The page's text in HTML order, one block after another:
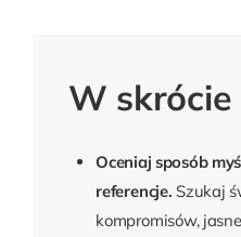
W skrócie
Oceniaj sposób
referencje. Szukaj
kompromisów,